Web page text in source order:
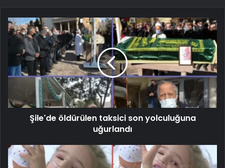
Şile'de öldürülen taksici son yolculuğuna
uğurlandı